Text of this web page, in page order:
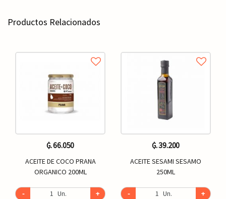
Productos Relacionados
₲. 66.050
ACEITE DE COCO PRANA
ORGANICO 200ML
- Un. +
₲. 39.200
ACEITE SESAMI SESAMO
250ML
- Un. +